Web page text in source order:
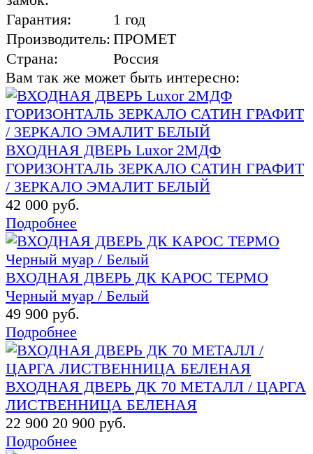
Гарантия:
1 год
Производитель: ПРОМЕТ
Страна:
Россия
Вам так же может быть интересно:
ВХОДНАЯ ДВЕРЬ Luxor 2МДФ
ГОРИЗОНТАЛЬ ЗЕРКАЛО САТИН ГРАФИТ
/ ЗЕРКАЛО ЭМАЛИТ БЕЛЫЙ
42 000 руб.
Подробнее
ВХОДНАЯ ДВЕРЬ ДК КАРОС ТЕРМО
Черный муар / Белый
49 900 руб.
Подробнее
ВХОДНАЯ ДВЕРЬ ДК 70 МЕТАЛЛ / ЦАРГА
ЛИСТВЕННИЦА БЕЛЕНАЯ
22 900 20 900 руб.
Подробнее